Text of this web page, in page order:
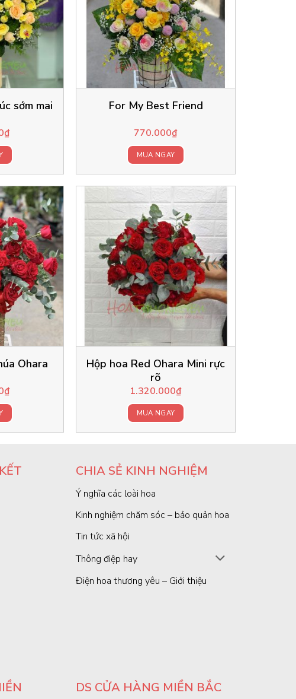
sớm mai
₫
For My Best Friend
770.000₫
MUA NGAY
Ohara
₫
Hộp hoa Red Ohara Mini rực
rõ
1.320.000₫
MUA NGAY
CHIA SẺ KINH NGHIỆM
Ý nghĩa các loài hoa
Kinh nghiệm chăm sóc – bảo quản hoa
Tin tức xã hội
Thông điệp hay
Điện hoa thương yêu – Giới thiệu
DS CỬA HÀNG MIỀN BẮC